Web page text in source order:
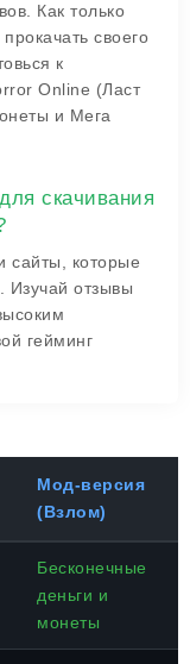
Как только
своего
к
Online (Ласт
и Мега
скачивания
сайты, которые
Изучай отзывы
гейминг
Мод-версия
(Взлом)
Бесконечные
деньги и
монеты